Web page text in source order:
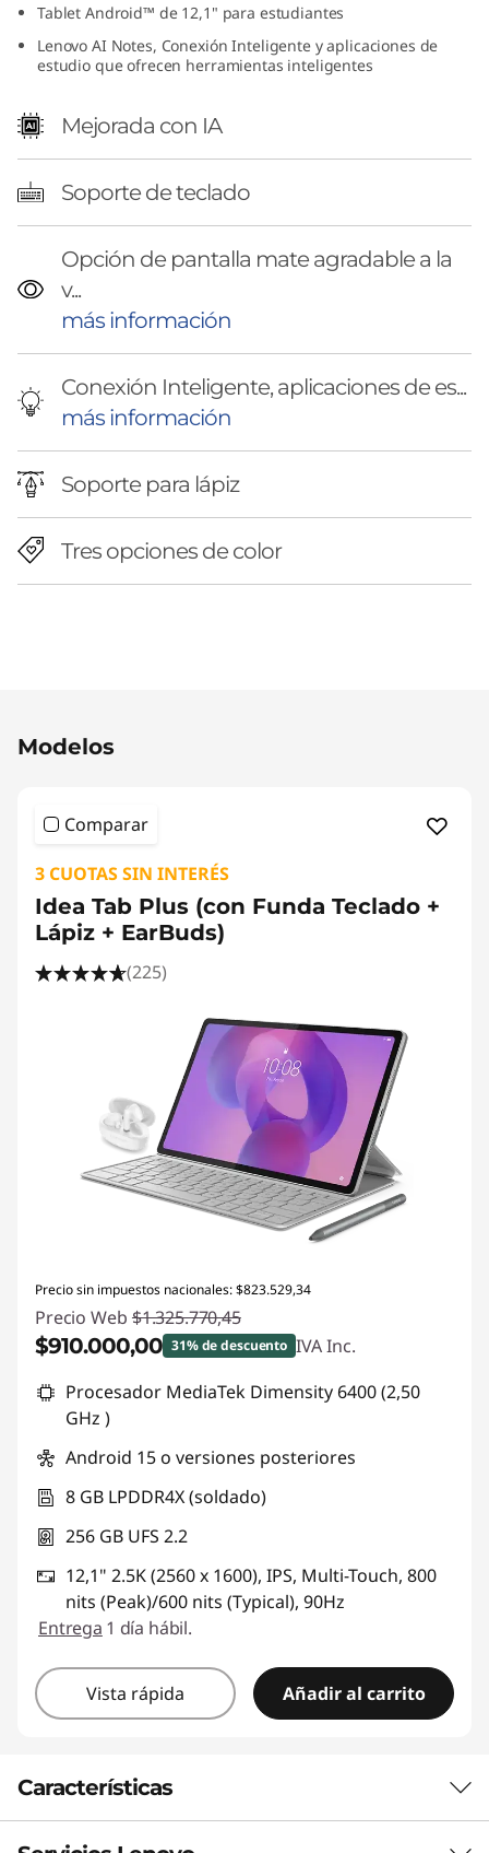
Tablet Android™ de 12,1" para estudiantes
Lenovo AI Notes, Conexión Inteligente y aplicaciones de
estudio que ofrecen herramientas inteligentes
Mejorada con IA
Soporte de teclado
Opción de pantalla mate agradable a la
v...
más información
Conexión Inteligente, aplicaciones de es...
más información
Soporte para lápiz
Tres opciones de color
Modelos
Comparar
3 CUOTAS SIN INTERÉS
Idea Tab Plus (con Funda Teclado +
Lápiz + EarBuds)
(225)
Precio sin impuestos nacionales: $823.529,34
Precio Web $1.325.770,45
$910.000,00 31% de descuento IVA Inc.
Descuento prod (inc IVA) :-$415.770,45
Procesador MediaTek Dimensity 6400 (2,50
GHz )
Android 15 o versiones posteriores
8 GB LPDDR4X (soldado)
256 GB UFS 2.2
12,1" 2.5K (2560 x 1600), IPS, Multi-Touch, 800
nits (Peak)/600 nits (Typical), 90Hz
Entrega 1 día hábil.
Vista rápida Añadir al carrito
Características